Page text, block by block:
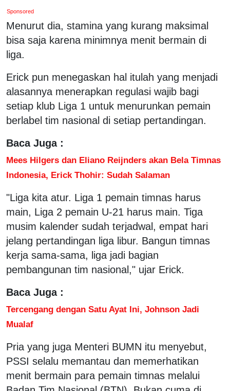
Sponsored
Menurut dia, stamina yang kurang maksimal
bisa saja karena minimnya menit bermain di
liga.
Erick pun menegaskan hal itulah yang menjadi
alasannya menerapkan regulasi wajib bagi
setiap klub Liga 1 untuk menurunkan pemain
berlabel tim nasional di setiap pertandingan.
Baca Juga :
Mees Hilgers dan Eliano Reijnders akan Bela Timnas
Indonesia, Erick Thohir: Sudah Salaman
"Liga kita atur. Liga 1 pemain timnas harus
main, Liga 2 pemain U-21 harus main. Tiga
musim kalender sudah terjadwal, empat hari
jelang pertandingan liga libur. Bangun timnas
kerja sama-sama, liga jadi bagian
pembangunan tim nasional," ujar Erick.
Baca Juga :
Tercengang dengan Satu Ayat Ini, Johnson Jadi
Mualaf
Pria yang juga Menteri BUMN itu menyebut,
PSSI selalu memantau dan memerhatikan
menit bermain para pemain timnas melalui